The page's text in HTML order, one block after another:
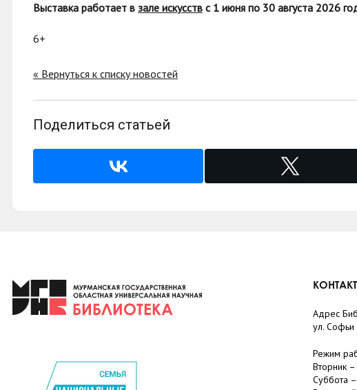
Выставка работает в зале искусств с 1 июня по 30 августа 2026
6+
« Вернуться к списку новостей
Поделиться статьей
Адрес
ул.
Режим
Вторник –
Суббота